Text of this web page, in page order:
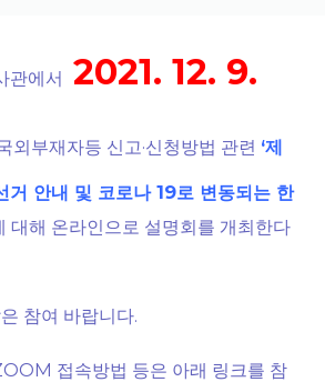
관에서 2021. 12. 9.
외부재자등 신고·신청방법 관련 ‘제
거 안내 및 코로나 19로 변동되는 한
대해 온라인으로 설명회를 개최한다
참여 바랍니다.
접속방법 등은 아래 링크를 참